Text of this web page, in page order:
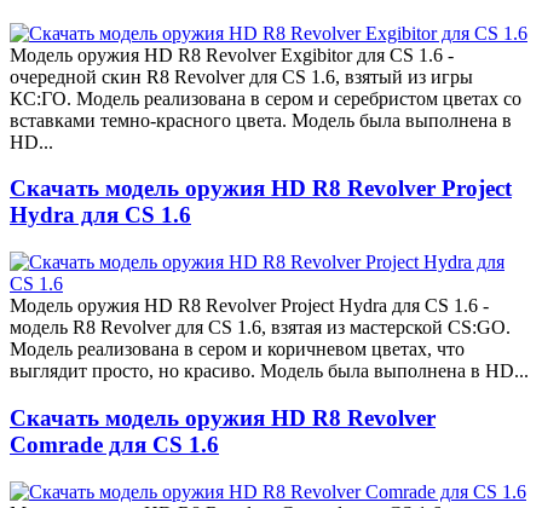
Модель оружия HD R8 Revolver Exgibitor для CS 1.6 -
очередной скин R8 Revolver для CS 1.6, взятый из игры
КС:ГО. Модель реализована в сером и серебристом цветах со
вставками темно-красного цвета. Модель была выполнена в
HD...
Скачать модель оружия HD R8 Revolver Project
Hydra для CS 1.6
Модель оружия HD R8 Revolver Project Hydra для CS 1.6 -
модель R8 Revolver для CS 1.6, взятая из мастерской CS:GO.
Модель реализована в сером и коричневом цветах, что
выглядит просто, но красиво. Модель была выполнена в HD...
Скачать модель оружия HD R8 Revolver
Comrade для CS 1.6